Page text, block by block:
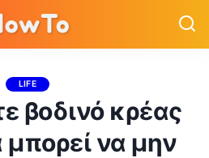
LIFE
βοδινό κρέας
να μην